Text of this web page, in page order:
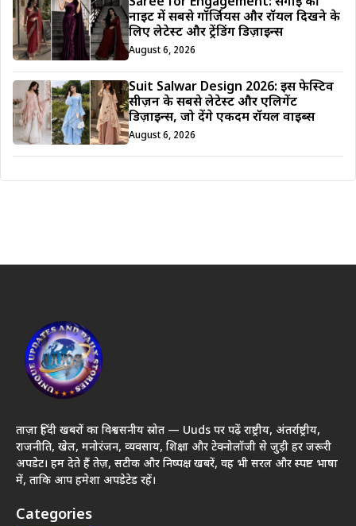
नाइट में सबसे गॉर्जियस और रॉयल दिखने के
लिए लेटेस्ट और ट्रेंडिंग डिज़ाइन्स
August 6, 2026
Suit Salwar Design 2026: इस फेस्टिव
सीज़न के सबसे लेटेस्ट और एलिगेंट
डिज़ाइन्स, जो देंगे एकदम रॉयल वाइब्स
August 6, 2026
ताज़ा हिंदी खबरों का विश्वसनीय स्रोत — Uuds पर पढ़ें राष्ट्रीय, अंतर्राष्ट्रीय,
राजनीति, खेल, मनोरंजन, व्यवसाय, शिक्षा और टेक्नोलॉजी से जुड़ी हर जरूरी
अपडेट। हम देते हैं तेज़, सटीक और निष्पक्ष खबरें, वह भी सरल और स्पष्ट भाषा
में, ताकि आप हमेशा अपडेटेड रहें।
Categories